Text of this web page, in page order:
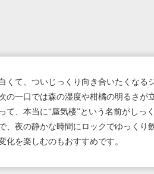
くて、ついじっくり向き合いたくなる
の一口では森の湿度や柑橘の明るさが
、本当に“蜃気楼”という名前がしっ
、夜の静かな時間にロックでゆっくり
を楽しむのもおすすめです。